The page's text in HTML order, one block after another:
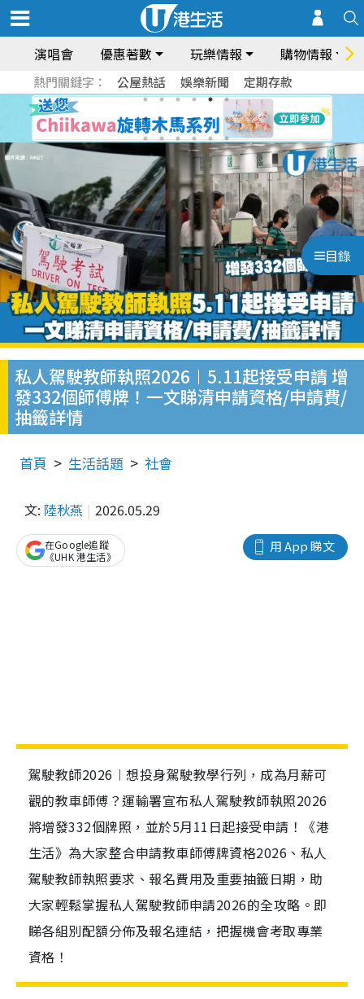
演唱會 優惠著數 玩樂情報 購物情報
熱門關鍵字： 公屋熱話 娛樂新聞 定期存款
目錄
私人駕駛教師執照2026︱5.11起接受申請 增
發332個師傅牌！一文睇清申請資格/申請費/
抽籤詳情
首頁 生活話題 社會
文: 陸秋燕 2026.05.29
用 App 睇文
在Google追蹤
《UHK 港生活》
駕駛教師2026︱想投身駕駛教學行列，成為月薪可
觀的教車師傅？運輸署宣布私人駕駛教師執照2026
將增發332個牌照，並於5月11日起接受申請！《港
生活》為大家整合申請教車師傅牌資格2026、私人
駕駛教師執照要求、報名費用及重要抽籤日期，助
大家輕鬆掌握私人駕駛教師申請2026的全攻略。即
睇各組別配額分佈及報名連結，把握機會考取專業
資格！